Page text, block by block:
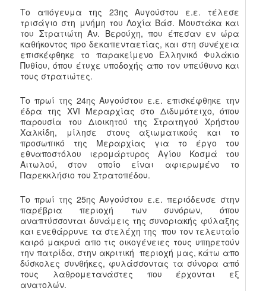
Το απόγευμα της 23ης Αυγούστου ε.ε. τέλεσε
τρισάγιο στη μνήμη του Λοχία Βάσ. Μουστάκα και
του Στρατιώτη Αν. Βερούχη, που έπεσαν εν ώρα
καθήκοντος προ δεκαπενταετίας, και στη συνέχεια
επισκέφθηκε το παρακείμενο Ελληνικό Φυλάκιο
Πυθίου, όπου έτυχε υποδοχής απο τον υπεύθυνο και
τους στρατιώτες.
Το πρωί της 24ης Αυγούστου ε.ε. επισκέφθηκε την
έδρα της XVI Μεραρχίας στο Διδυμότειχο, όπου
παρουσία του Διοικητού της Στρατηγού Χρήστου
Χαλκίδη, μίλησε στους αξιωματικούς και το
προσωπικό της Μεραρχίας για το έργο του
εθναποστόλου ιερομάρτυρος Αγίου Κοσμά του
Αιτωλού, στον οποίο είναι αφιερωμένο το
Παρεκκλήσιο του Στρατοπέδου.
Το πρωί της 25ης Αυγούστου ε.ε. περιόδευσε στην
παρέβρια περιοχή των συνόρων, όπου
αναπτύσσονται δυνάμεις της συνοριακής φύλαξης
και ενεθάρρυνε τα στελέχη της που τον τελευταίο
καιρό μακρυά απο τις οικογένειες τους υπηρετούν
την πατρίδα, στην ακριτική περιοχή μας, κάτω απο
δύσκολες συνθήκες, φυλάσσοντας τα σύνορα από
τους λαθρομετανάστες που έρχονται εξ
ανατολών.